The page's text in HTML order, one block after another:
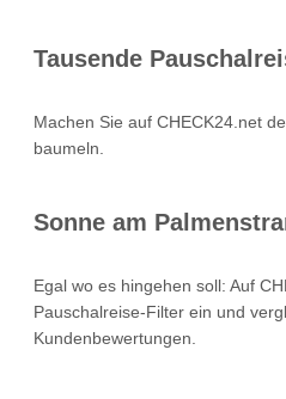
Tausende
Machen Sie auf CHECK24.net
baumeln.
Sonne am
Egal wo es hingehen soll: Auf
Pauschalreise-Filter ein und
Kundenbewertungen.